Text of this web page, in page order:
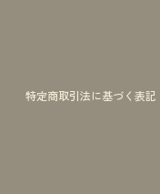
特定商取引法に基づく表記